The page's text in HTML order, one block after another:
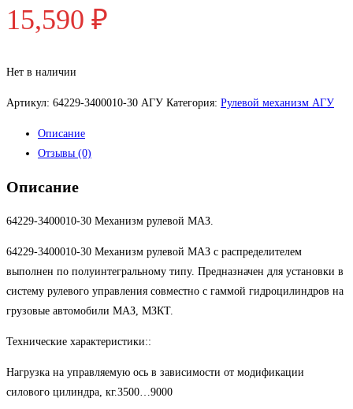
15,590 ₽
Нет в наличии
Артикул: 64229-3400010-30 АГУ Категория: Рулевой механизм АГУ
Описание
Отзывы (0)
Описание
64229-3400010-30 Механизм рулевой МАЗ.
64229-3400010-30 Механизм рулевой МАЗ с распределителем
выполнен по полуинтегральному типу. Предназначен для установки в
систему рулевого управления совместно с гаммой гидроцилиндров на
грузовые автомобили МАЗ, МЗКТ.
Технические характеристики::
Нагрузка на управляемую ось в зависимости от модификации
силового цилиндра, кг.3500…9000